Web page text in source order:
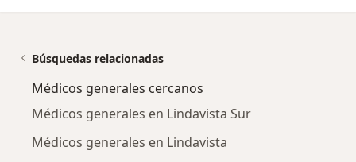
Búsquedas relacionadas
Médicos generales cercanos
Médicos generales en Lindavista Sur
Médicos generales en Lindavista